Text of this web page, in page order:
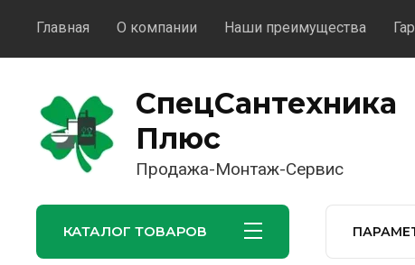
Главная О компании Наши преимущества
СпецСантехника
Плюс
Продажа-Монтаж-Сервис
КАТАЛОГ ТОВАРОВ